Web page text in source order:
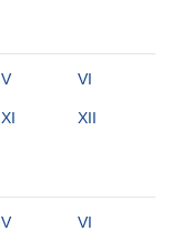
V VI
XI XII
V VI